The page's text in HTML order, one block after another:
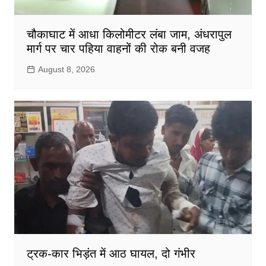
चौकाघाट में आधा किलोमीटर लंबा जाम, अंधरापुल
मार्ग पर चार पहिया वाहनों की रोक बनी वजह
August 8, 2026
ट्रक-कार भिड़ंत में आठ घायल, दो गंभीर